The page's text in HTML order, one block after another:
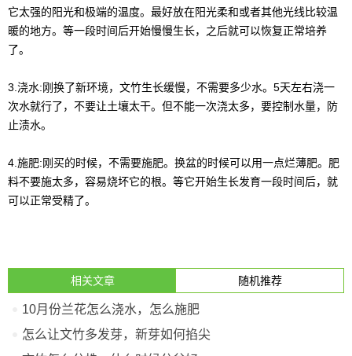
它太强的阳光和极端的温度。最好放在阳光柔和或者其他光线比较温
暖的地方。等一段时间后开始慢慢生长，之后就可以恢复正常培养
了。
3.浇水:刚换了新环境，文竹生长缓慢，不需要多少水。5天左右浇一
次水就行了，不要让土壤太干。但不能一次浇太多，要控制水量，防
止渍水。
4.施肥:刚买的时候，不需要施肥。换盆的时候可以用一点烂薄肥。肥
料不要施太多，容易烧坏它的根。等它开始生长发育一段时间后，就
可以正常受精了。
相关文章 随机推荐
10月份兰花怎么浇水，怎么施肥
怎么让文竹多发芽，新芽如何掐尖